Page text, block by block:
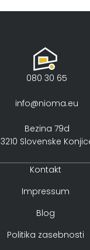
080 30 65
info@nioma.eu
Bezina 79d
3210 Slovenske
Kontakt
Impressum
Blog
Politika zasebnosti